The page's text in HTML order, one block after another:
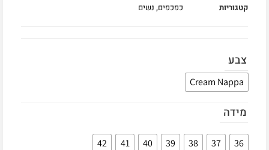
קטגוריות
כפכפים, נשים
צבע
Cream Nappa
מידה
36
37
38
39
40
41
42